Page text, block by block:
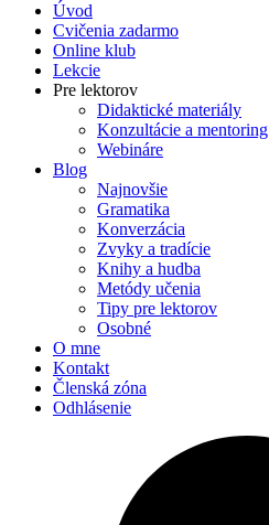
Úvod
Cvičenia zadarmo
Online klub
Lekcie
Pre lektorov
Didaktické materiály
Konzultácie a mentoring
Webináre
Blog
Najnovšie
Gramatika
Konverzácia
Zvyky a tradície
Knihy a hudba
Metódy učenia
Tipy pre lektorov
Osobné
O mne
Kontakt
Členská zóna
Odhlásenie